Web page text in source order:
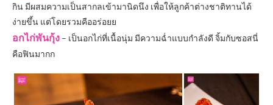
กิน มีผสมความเป็นสากลเข้ามานิดนึง เพื่อให้ลูกค้าต่างชาติทานได้
ง่ายขึ้น แต่โดยรวมคืออร่อยย
อกไก่พันกุ้ง – เป็นอกไก่ที่เนื้อนุ่ม มีความฉ่ำแบบกำลังดี จิ้มกับซอสนี่
คือฟินมากก